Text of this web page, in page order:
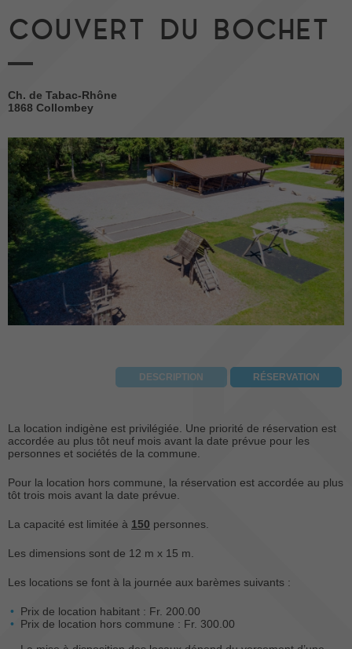
COUVERT DU BOCHET
Ch. de Tabac-Rhône
1868 Collombey
DESCRIPTION RÉSERVATION
La location indigène est privilégiée. Une priorité de réservation est
accordée au plus tôt neuf mois avant la date prévue pour les
personnes et sociétés de la commune.
Pour la location hors commune, la réservation est accordée au plus
tôt trois mois avant la date prévue.
La capacité est limitée à 150 personnes.
Les dimensions sont de 12 m x 15 m.
Les locations se font à la journée aux barèmes suivants :
Prix de location habitant : Fr. 200.00
Prix de location hors commune : Fr. 300.00